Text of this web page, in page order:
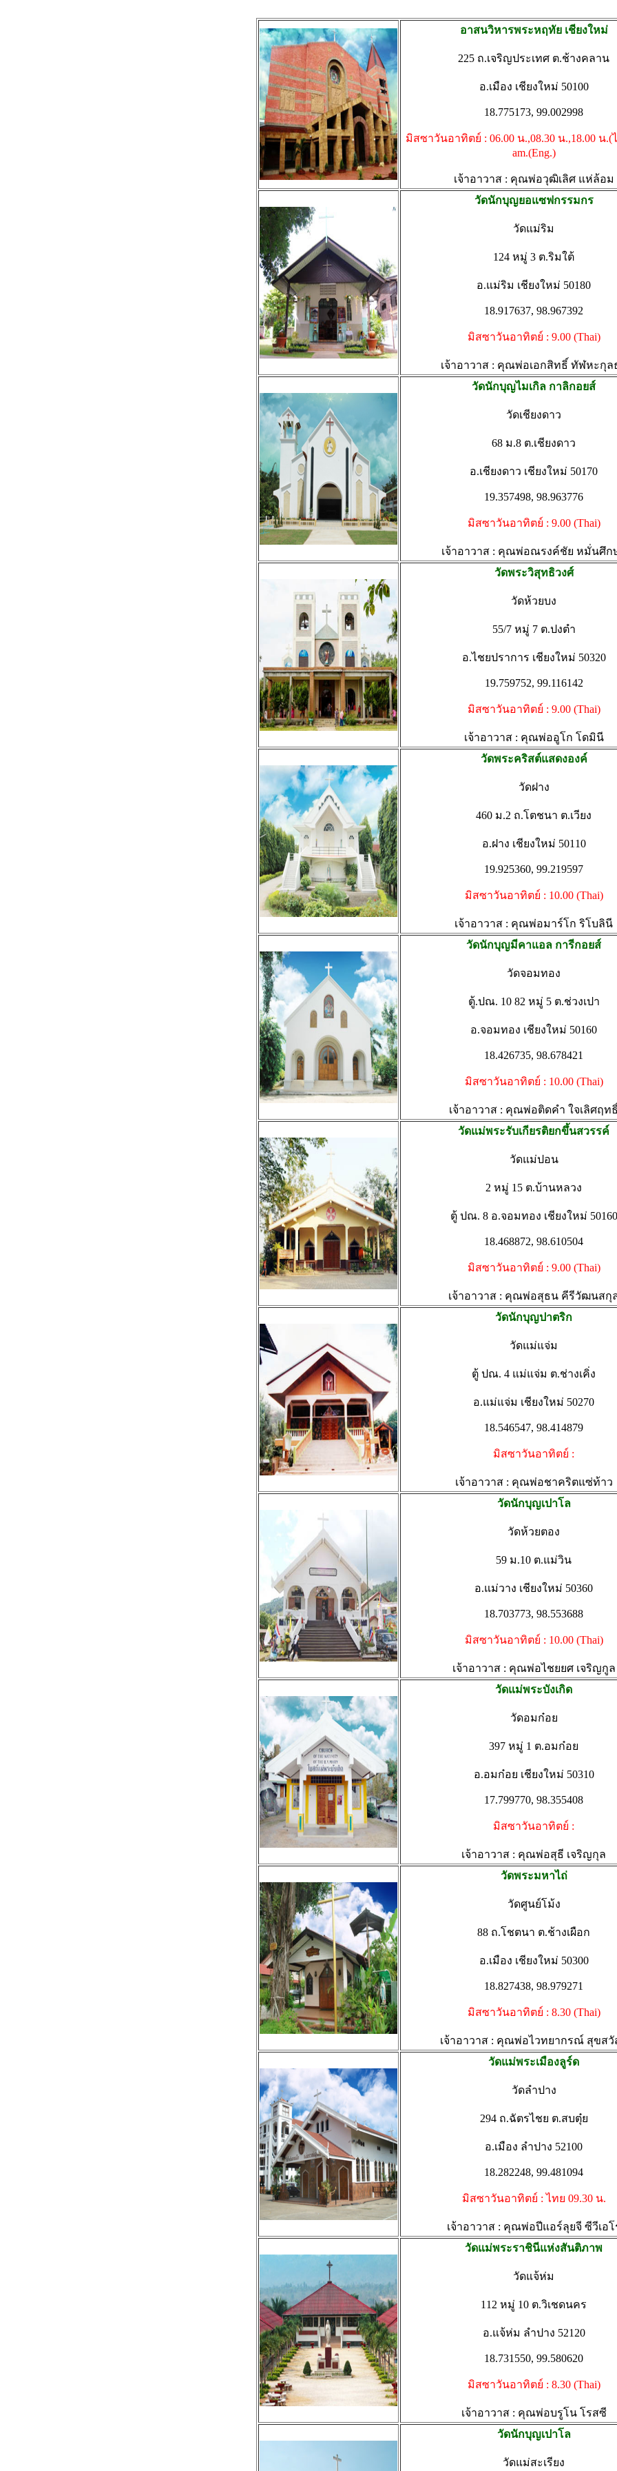
อาสนวิหารพระหฤทัย เชียงใหม่
225 ถ.เจริญประเทศ ต.ช้างคลาน
อ.เมือง เชียงใหม่ 50100
18.775173, 99.002998
มิสซาวันอาทิตย์ : 06.00 น.,08.30 น.,18.00 น.(
am.(Eng.)
เจ้าอาวาส : คุณพ่อวุฒิเลิศ แห่ล้อม
วัดนักบุญยอแซฟกรรมกร
วัดแม่ริม
124 หมู่ 3 ต.ริมใต้
อ.แม่ริม เชียงใหม่ 50180
18.917637, 98.967392
มิสซาวันอาทิตย์ : 9.00 (Thai)
เจ้าอาวาส : คุณพ่อเอกสิทธิ์ ทัฬหะกุล
วัดนักบุญไมเกิล กาลิกอยส์
วัดเชียงดาว
68 ม.8 ต.เชียงดาว
อ.เชียงดาว เชียงใหม่ 50170
19.357498, 98.963776
มิสซาวันอาทิตย์ : 9.00 (Thai)
เจ้าอาวาส : คุณพ่อณรงค์ชัย หมั่นศึก
วัดพระวิสุทธิวงศ์
วัดห้วยบง
55/7 หมู่ 7 ต.ปงตำ
อ.ไชยปราการ เชียงใหม่ 50320
19.759752, 99.116142
มิสซาวันอาทิตย์ : 9.00 (Thai)
เจ้าอาวาส : คุณพ่ออูโก โดมินี
วัดพระคริสต์แสดงองค์
วัดฝาง
460 ม.2 ถ.โตชนา ต.เวียง
อ.ฝาง เชียงใหม่ 50110
19.925360, 99.219597
มิสซาวันอาทิตย์ : 10.00 (Thai)
เจ้าอาวาส : คุณพ่อมาร์โก ริโบลินี
วัดนักบุญมีคาแอล การีกอยส์
วัดจอมทอง
ตู้.ปณ. 10 82 หมู่ 5 ต.ช่วงเปา
อ.จอมทอง เชียงใหม่ 50160
18.426735, 98.678421
มิสซาวันอาทิตย์ : 10.00 (Thai)
เจ้าอาวาส : คุณพ่อติดคำ ใจเลิศฤท
วัดแม่พระรับเกียรติยกขึ้นสวรรค์
วัดแม่ปอน
2 หมู่ 15 ต.บ้านหลวง
ตู้ ปณ. 8 อ.จอมทอง เชียงใหม่ 50160
18.468872, 98.610504
มิสซาวันอาทิตย์ : 9.00 (Thai)
เจ้าอาวาส : คุณพ่อสุธน คีรีวัฒนสกุ
วัดนักบุญปาตริก
วัดแม่แจ่ม
ตู้ ปณ. 4 แม่แจ่ม ต.ช่างเคิ่ง
อ.แม่แจ่ม เชียงใหม่ 50270
18.546547, 98.414879
มิสซาวันอาทิตย์ :
เจ้าอาวาส : คุณพ่อชาคริตแซ่ท้าว
วัดนักบุญเปาโล
วัดห้วยตอง
59 ม.10 ต.แม่วิน
อ.แม่วาง เชียงใหม่ 50360
18.703773, 98.553688
มิสซาวันอาทิตย์ : 10.00 (Thai)
เจ้าอาวาส : คุณพ่อไชยยศ เจริญกูล
วัดแม่พระบังเกิด
วัดอมก๋อย
397 หมู่ 1 ต.อมก๋อย
อ.อมก๋อย เชียงใหม่ 50310
17.799770, 98.355408
มิสซาวันอาทิตย์ :
เจ้าอาวาส : คุณพ่อสุธี เจริญกุล
วัดพระมหาไถ่
วัดศูนย์โม้ง
88 ถ.โชตนา ต.ช้างเผือก
อ.เมือง เชียงใหม่ 50300
18.827438, 98.979271
มิสซาวันอาทิตย์ : 8.30 (Thai)
เจ้าอาวาส : คุณพ่อไวทยากรณ์ สุขสวั
วัดแม่พระเมืองลูร์ด
วัดลำปาง
294 ถ.ฉัตรไชย ต.สบตุ๋ย
อ.เมือง ลำปาง 52100
18.282248, 99.481094
มิสซาวันอาทิตย์ : ไทย 09.30 น.
เจ้าอาวาส : คุณพ่อปีแอร์ลุยจี ซีวีเอโ
วัดแม่พระราชินีแห่งสันติภาพ
วัดแจ้ห่ม
112 หมู่ 10 ต.วิเชดนคร
อ.แจ้ห่ม ลำปาง 52120
18.731550, 99.580620
มิสซาวันอาทิตย์ : 8.30 (Thai)
เจ้าอาวาส : คุณพ่อบรูโน โรสซี
วัดนักบุญเปาโล
วัดแม่สะเรียง